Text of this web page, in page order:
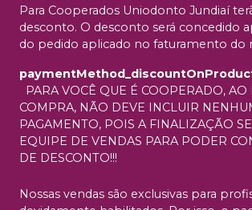
Para Cooperados Uniodonto Jundiaí
desconto. O desconto será concedido
do pedido aplicado no faturamento do
PARA VOCÊ QUE É COOPERADO,
COMPRA, NÃO DEVE INCLUIR
PAGAMENTO, POIS A FINALIZAÇÃO
EQUIPE DE VENDAS PARA PODER
DE DESCONTO!!!
Nossas vendas são exclusivas para